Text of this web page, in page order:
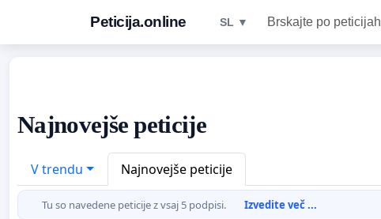
Peticija.online SL ▼ Brskajte po peticijah
Najnovejše peticije
V trendu Najnovejše peticije
Tu so navedene peticije z vsaj 5 podpisi. Izvedite več ...